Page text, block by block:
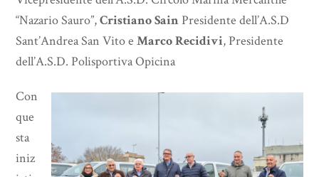
“Nazario Sauro”,Cristiano Sain Presidente dell’A.S.D
Sant’Andrea San Vito eMarco Recidivi, Presidente
dell’A.S.D. Polisportiva Opicina
Con
que
sta
iniz